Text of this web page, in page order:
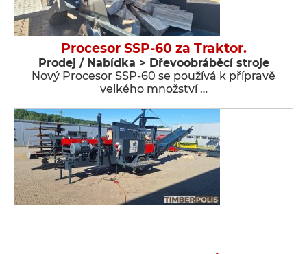
Procesor SSP-60 za Traktor.
Prodej / Nabídka > Dřevoobráběcí stroje
Nový Procesor SSP-60 se používá k přípravě
velkého množství …